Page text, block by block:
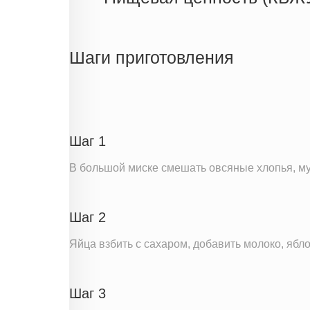
Белки
Железо
Насыщенные жиры
Добавленный сахар
Шаги приготовления
Шаг 1
В большой миске смешать овсяные хлопья,
Шаг 2
Яйца взбить с сахаром, добавить молоко,
Шаг 3